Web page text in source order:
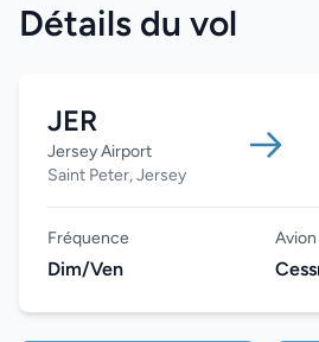
Détails du vol
JER
Jersey Airport
Saint Peter, Jersey
Fréquence
Dim/Ven
Avion